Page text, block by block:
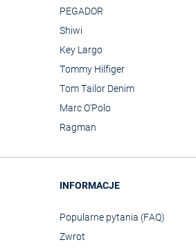
PEGADOR
Shiwi
Key Largo
Tommy Hilfiger
Tom Tailor Denim
Marc O'Polo
Ragman
INFORMACJE
Popularne pytania (FAQ)
Zwrot